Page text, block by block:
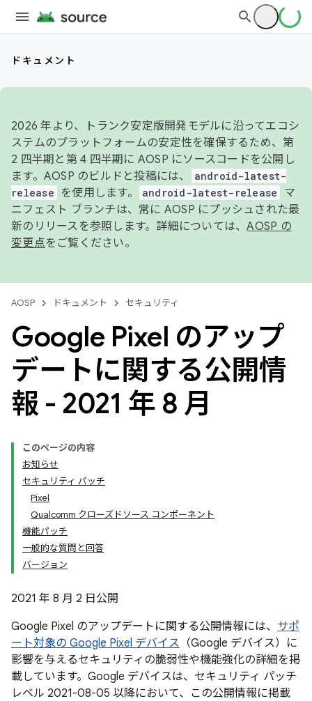
ドキュメント
2026 年より、トランク安定版開発モデルに沿ってエコシ
ステムのプラットフォームの安定性を確保するため、第
2 四半期と第 4 四半期に AOSP にソースコードを公開し
ます。AOSP のビルドと投稿には、
android-latest-
release
を使用します。 android-latest-release
マ
ニフェスト ブランチは、常に AOSP にプッシュされた最
新のリリースを参照します。詳細については、AOSP の
変更点をご覧ください。
AOSP ドキュメント セキュリティ
Google Pixel のアップ
デートに関する公開情
報 - 2021 年 8 月
このページの内容
お知らせ
セキュリティ パッチ
Pixel
Qualcomm クローズドソース コンポーネント
機能パッチ
一般的な質問と回答
バージョン
2021 年 8 月 2 日公開
Google Pixel のアップデートに関する公開情報には、 サポ
ート対象の Google Pixel デバイス （Google デバイス）に
影響を与えるセキュリティの脆弱性や機能強化の詳細を掲
載しています。Google デバイスは、セキュリティ パッチ
レベル 2021-08-05 以降において、この公開情報に掲載